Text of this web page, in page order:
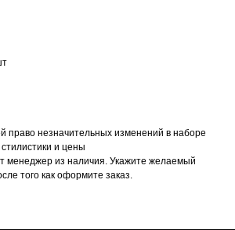
право незначительных изменений в наборе
и цены
менеджер из наличия. Укажите желаемый
того как оформите заказ.